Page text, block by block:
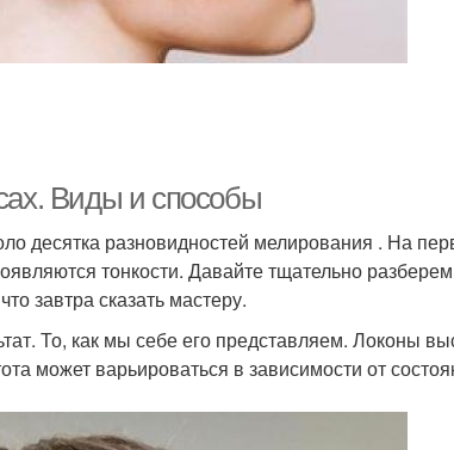
Виды и способы
десятка разновидностей мелирования . На
тонкости. Давайте тщательно
завтра сказать мастеру.
То, как мы себе его представляем. Локоны
может варьироваться в зависимости от